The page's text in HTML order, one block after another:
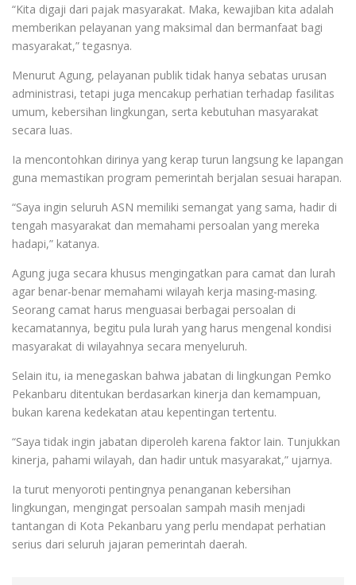
“Kita digaji dari pajak masyarakat. Maka, kewajiban kita adalah
memberikan pelayanan yang maksimal dan bermanfaat bagi
masyarakat,” tegasnya.
Menurut Agung, pelayanan publik tidak hanya sebatas urusan
administrasi, tetapi juga mencakup perhatian terhadap fasilitas
umum, kebersihan lingkungan, serta kebutuhan masyarakat
secara luas.
Ia mencontohkan dirinya yang kerap turun langsung ke lapangan
guna memastikan program pemerintah berjalan sesuai harapan.
“Saya ingin seluruh ASN memiliki semangat yang sama, hadir di
tengah masyarakat dan memahami persoalan yang mereka
hadapi,” katanya.
Agung juga secara khusus mengingatkan para camat dan lurah
agar benar-benar memahami wilayah kerja masing-masing.
Seorang camat harus menguasai berbagai persoalan di
kecamatannya, begitu pula lurah yang harus mengenal kondisi
masyarakat di wilayahnya secara menyeluruh.
Selain itu, ia menegaskan bahwa jabatan di lingkungan Pemko
Pekanbaru ditentukan berdasarkan kinerja dan kemampuan,
bukan karena kedekatan atau kepentingan tertentu.
“Saya tidak ingin jabatan diperoleh karena faktor lain. Tunjukkan
kinerja, pahami wilayah, dan hadir untuk masyarakat,” ujarnya.
Ia turut menyoroti pentingnya penanganan kebersihan
lingkungan, mengingat persoalan sampah masih menjadi
tantangan di Kota Pekanbaru yang perlu mendapat perhatian
serius dari seluruh jajaran pemerintah daerah.